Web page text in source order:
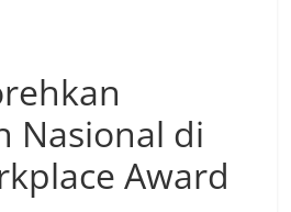
Nasional di
Award